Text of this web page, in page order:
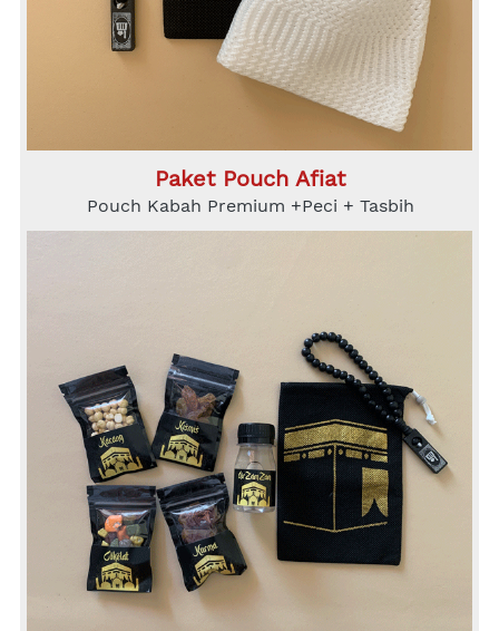
Paket Pouch Afiat
Pouch Kabah Premium +Peci + Tasbih